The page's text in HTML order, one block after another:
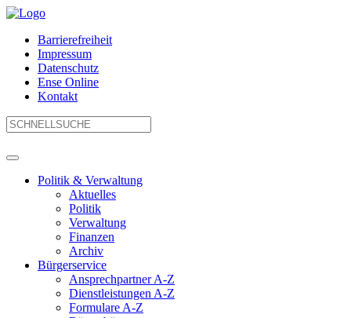
Barrierefreiheit
Impressum
Datenschutz
Ense Online
Kontakt
Politik & Verwaltung
Aktuelles
Politik
Verwaltung
Finanzen
Archiv
Bürgerservice
Ansprechpartner A-Z
Dienstleistungen A-Z
Formulare A-Z